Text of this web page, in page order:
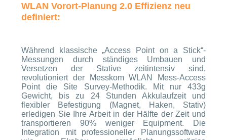
WLAN Vorort-Planung 2.0 Effizienz neu
definiert:
Während klassische „Access Point on a Stick“-
Messungen durch ständiges Umbauen und
Versetzen der Stative zeitintensiv sind,
revolutioniert der Messkom WLAN Mess-Access
Point die Site Survey-Methodik. Mit nur 433g
Gewicht, bis zu 24 Stunden Akkulaufzeit und
flexibler Befestigung (Magnet, Haken, Stativ)
erledigen Sie Ihre Arbeit in der Hälfte der Zeit und
transportieren 90% weniger Equipment. Die
Integration mit professioneller Planungssoftware